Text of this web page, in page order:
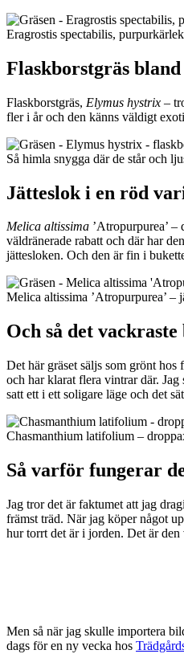
Eragrostis spectabilis,
Flaskborstgräs
Flaskborstgräs, Elymus hystrix –
fler i år och den känns väldigt
Så himla snygga där de står och
Jätteslok i en röd
Melica altissima ’Atropurpurea’
väldränerade rabatt och där har
jättesloken. Och den är fin i
Melica altissima ’Atropurpurea’ –
Och så det
Det här gräset säljs som grönt
och har klarat flera vintrar där.
satt ett i ett soligare läge och det
Chasmanthium latifolium –
Så varför fungerar
Jag tror det är faktumet att jag
främst träd. När jag köper något
hur torrt det är i jorden. Det är den
Men så när jag skulle importera
dags för en ny vecka hos